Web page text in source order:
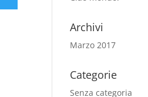
Archivi
Marzo 2017
Categorie
Senza categoria